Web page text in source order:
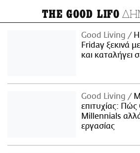
THE GOOD LIFO
Good Living
Η
Friday ξεκινά
και καταλήγει
Good Living
επιτυχίας: Πώς
Millennials
εργασίας